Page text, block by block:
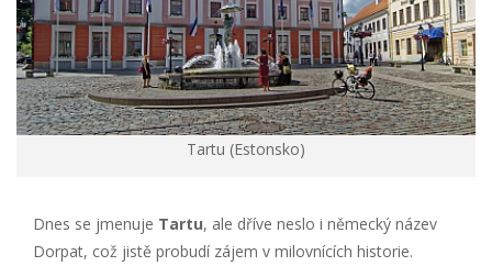
Tartu (Estonsko)
Dnes se jmenuje Tartu, ale dříve neslo i německý název
Dorpat, což jistě probudí zájem v milovnících historie.